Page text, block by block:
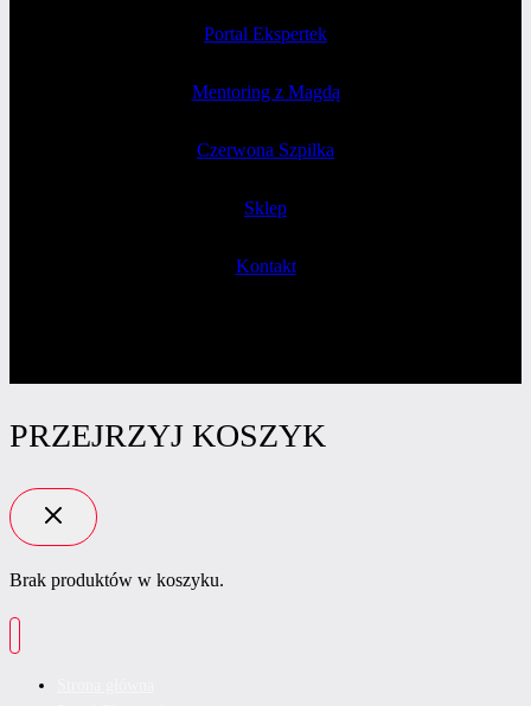
Portal Ekspertek
Mentoring z Magdą
Czerwona Szpilka
Sklep
Kontakt
PRZEJRZYJ KOSZYK
Brak produktów w koszyku.